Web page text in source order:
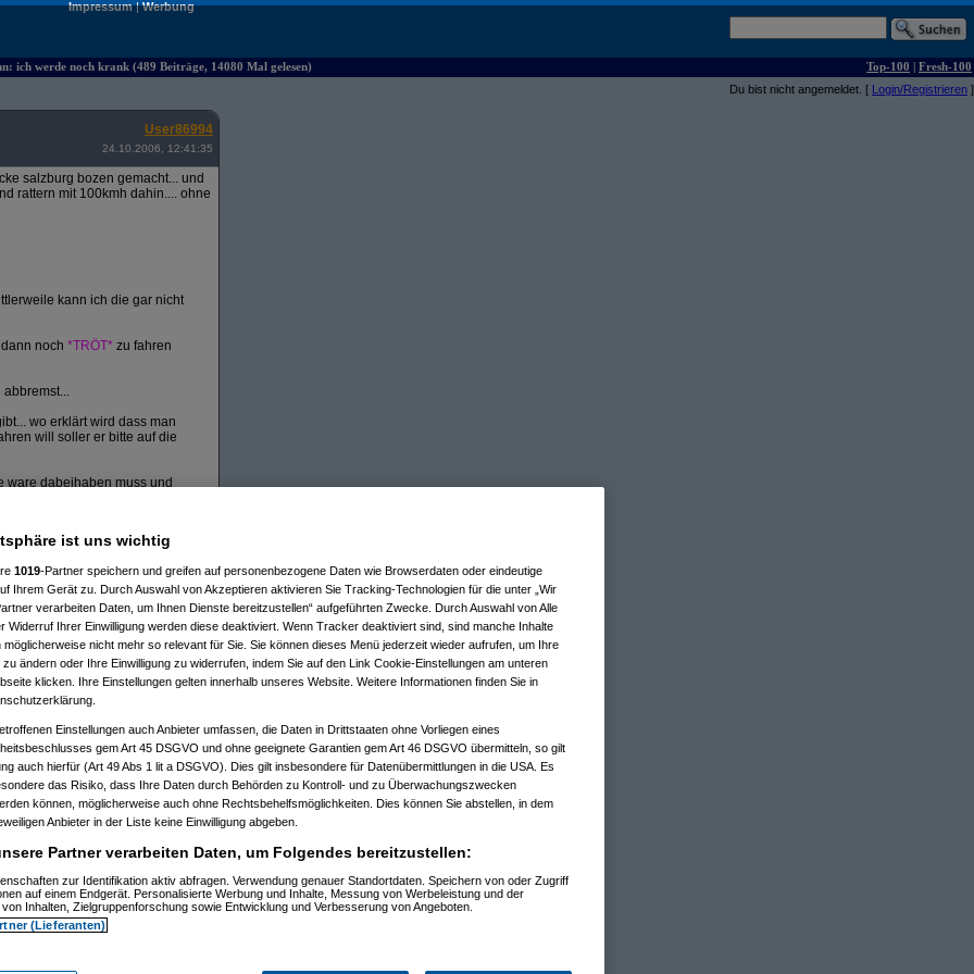
Impressum|Werbung
ich werde noch krank (489 Beiträge, 14080 Mal gelesen) Top-100 | Fresh-100
Du bist nicht angemeldet. [ Login/Registrieren ]
User86994
24.10.2006, 12:41:35
salzburg bozen gemacht... und
rattern mit 100kmh dahin.... ohne
kann ich die gar nicht
noch *TRÖT* zu fahren
wo erklärt wird dass man
will soller er bitte auf die
ware dabeihaben muss und
wegen einigen vollid***en zu
fahren kann, also mich enifach
eine selbsthilfegruppe
yangel am 24.10.2006, 12:50:53)
Capri-Sonne
am 24.10.2006, 12:51:30)
(Maraxam 24.10.2006, 12:52:21)
(Capri-Sonneam 24.10.2006, 12:54:53)
(User86994am 24.10.2006, 12:55:55)
bond007am 24.10.2006, 13:02:36)
yangel
am 24.10.2006, 13:03:52)
Oliver_nur echt mit 2 Kastratern und Daisy!am 24.10.2006, 13:04:44)
swaDDyam 24.10.2006, 13:05:01)
(User86994am 24.10.2006, 13:05:01)
ist uns wichtig
1019-Partner speichern und greifen auf personenbezogene Daten wie Browserdaten oder eindeutige
Ihrem Gerät zu. Durch Auswahl von Akzeptieren aktivieren Sie Tracking-Technologien für die unter „Wir
verarbeiten Daten, um Ihnen Dienste bereitzustellen“ aufgeführten Zwecke. Durch Auswahl von Alle
Widerruf Ihrer Einwilligung werden diese deaktiviert. Wenn Tracker deaktiviert sind, sind manche Inhalte
möglicherweise nicht mehr so relevant für Sie. Sie können dieses Menü jederzeit wieder aufrufen, um Ihre
zu ändern oder Ihre Einwilligung zu widerrufen, indem Sie auf den Link Cookie-Einstellungen am unteren
klicken. Ihre Einstellungen gelten innerhalb unseres Website. Weitere Informationen finden Sie in
Einstellungen auch Anbieter umfassen, die Daten in Drittstaaten ohne Vorliegen eines
gem Art 45 DSGVO und ohne geeignete Garantien gem Art 46 DSGVO übermitteln, so gilt
auch hierfür (Art 49 Abs 1 lit a DSGVO). Dies gilt insbesondere für Datenübermittlungen in die USA. Es
das Risiko, dass Ihre Daten durch Behörden zu Kontroll- und zu Überwachungszwecken
können, möglicherweise auch ohne Rechtsbehelfsmöglichkeiten. Dies können Sie abstellen, in dem
Anbieter in der Liste keine Einwilligung abgeben.
Partner verarbeiten Daten, um Folgendes bereitzustellen:
zur Identifikation aktiv abfragen. Verwendung genauer Standortdaten. Speichern von oder Zugriff
auf einem Endgerät. Personalisierte Werbung und Inhalte, Messung von Werbeleistung und der
Inhalten, Zielgruppenforschung sowie Entwicklung und Verbesserung von Angeboten.
(Lieferanten)